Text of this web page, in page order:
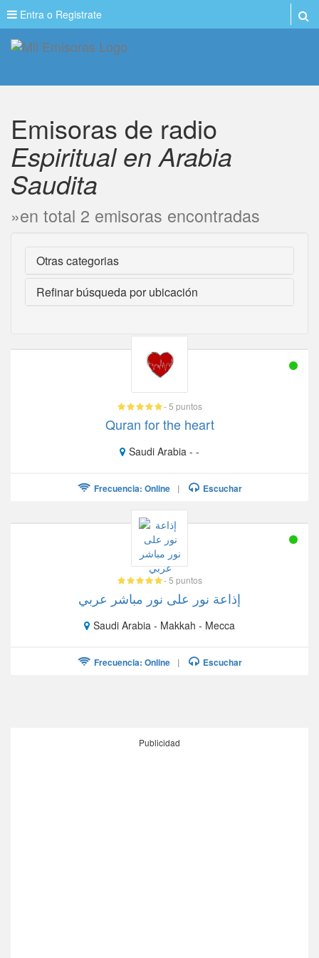
Entra o Registrate
Emisoras de radio
Espiritual en Arabia
Saudita
»en total 2 emisoras encontradas
Otras categorias
Refinar búsqueda por ubicación
- 5 puntos
Quran for the heart
Saudi Arabia - -
Frecuencia: Online | Escuchar
- 5 puntos
إذاعة نور على نور مباشر عربي
Saudi Arabia - Makkah - Mecca
Frecuencia: Online | Escuchar
Publicidad